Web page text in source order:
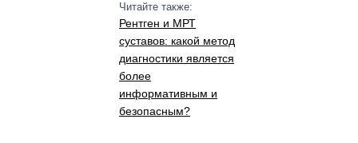
Читайте также:
Рентген и МРТ
суставов: какой метод
диагностики является
более
информативным и
безопасным?